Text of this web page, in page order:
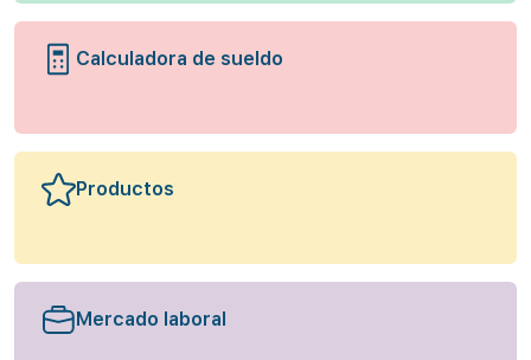
Calculadora de sueldo
Productos
Mercado laboral